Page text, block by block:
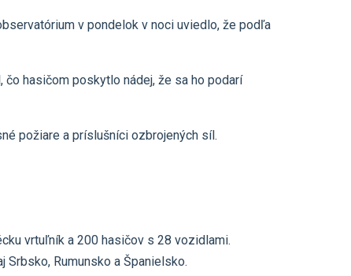
v pondelok v noci uviedlo, že podľa
čo hasičom poskytlo nádej, že sa ho podarí
požiare a príslušníci ozbrojených síl.
vrtuľník a 200 hasičov s 28 vozidlami.
Rumunsko a Španielsko.